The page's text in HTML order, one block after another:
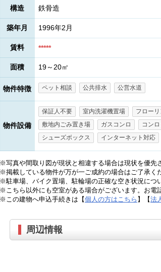
構造 鉄骨造
築年月 1996年2月
賃料 *****
面積 19～20㎡
物件特徴 ペット相談 公共排水 公営水道
物件設備
保証人不要 室内洗濯機置場 フロー
敷地内ごみ置き場
ガスコンロ コンロ
シューズボックス
インターネット対応
※写真や間取り図が現状と相違する場合は現状を優先
※掲載している物件が万が一ご成約の場合はご了承く
※駐車場、バイク置場、駐輪場の正確な空き状況につ
※こちら以外にも空室がある場合がございます。お電
※この建物へ申込手続きは【個人の方はこちら 】【法
周辺情報